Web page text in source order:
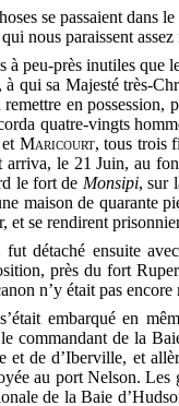
se passaient dans
nous paraissent
à peu-près inutiles que
qui sa Majesté très-
remettre en
quatre-vingts
Maricourt, tous trois
arriva, le 21 Juin, au
le fort de Monsipi, sur
maison de quarante
et se rendirent
fut détaché ensuite
près du fort
n’y était pas encore
embarqué en
commandant de la
et de d’Iberville, et
au port Nelson.
de la Baie